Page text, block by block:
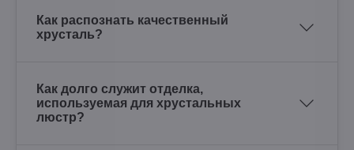
Как распознать качественный
хрусталь?
Как долго служит отделка,
используемая для хрустальных
люстр?